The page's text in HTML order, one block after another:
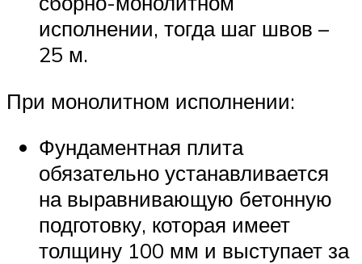
исполнении, тогда шаг швов –
25 м.
При монолитном исполнении:
Фундаментная плита
обязательно устанавливается
на выравнивающую бетонную
подготовку, которая имеет
толщину 100 мм и выступает за